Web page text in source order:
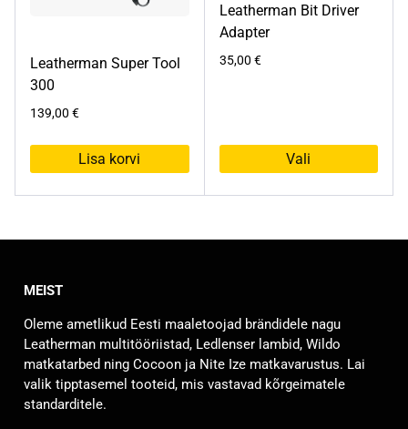
Leatherman Super Tool
300
139,00 €
Lisa korvi
Leatherman Bit Driver
Adapter
35,00 €
Vali
saab
teha
tootelehel.
MEIST
Oleme ametlikud Eesti maaletoojad brändidele nagu
Leatherman multitööriistad, Ledlenser lambid, Wildo
matkatarbed ning Cocoon ja Nite Ize matkavarustus. Lai
valik tipptasemel tooteid, mis vastavad kõrgeimatele
standarditele.